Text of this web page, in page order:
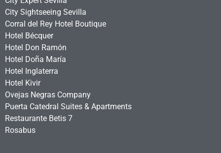
City Sightseeing Sevilla
Corral del Rey Hotel Boutique
Hotel Bécquer
Hotel Don Ramón
Hotel Doña María
Hotel Inglaterra
Hotel Kivir
Ovejas Negras Company
Puerta Catedral Suites & Apartments
Restaurante Betis 7
Rosabus